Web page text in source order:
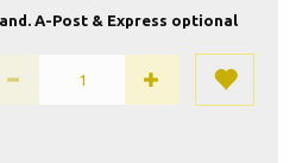
A-Post & Express optional